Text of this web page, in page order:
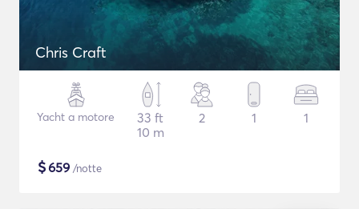
Chris Craft
Yacht a motore
33 ft
10 m
2 1 1
$659 /notte